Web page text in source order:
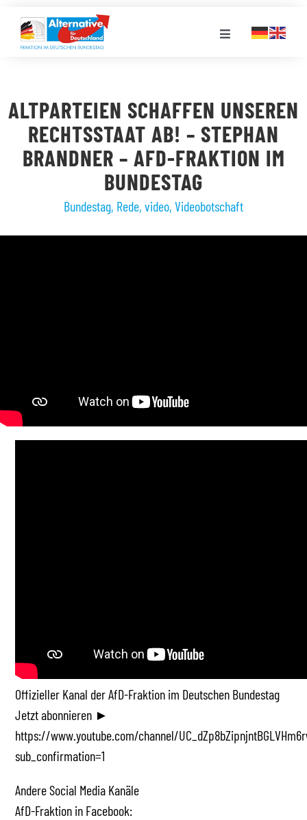
Inhalt
springen
Toggle
LANDESGRUPPEN
VERANSTALTUNGEN
ALTPARTEIEN SCHAFFEN UNSEREN
RECHTSSTAAT AB! – STEPHAN
BRANDNER – AFD-FRAKTION IM
BUNDESTAG
Bundestag, Rede, video, Videobotschaft
Offizieller Kanal der AfD-Fraktion im Deutschen Bundestag
Jetzt abonnieren ►
https://www.youtube.com/channel/
sub_confirmation=1
Andere Social Media Kanäle
AfD-Fraktion in Facebook: